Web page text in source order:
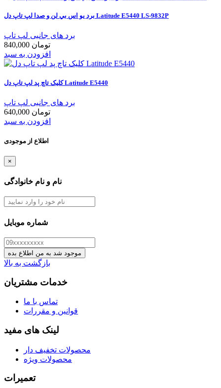
برد يو اس بي لن و صدا لپ تاپ دل Latitude E5440 LS-9832P
برد های جانبی لپ تاپ
840,000 تومان
افزودن به سبد
کليک تاچ پد لپ تاپ دل Latitude E5440
برد های جانبی لپ تاپ
640,000 تومان
افزودن به سبد
اطلاع از موجودی
×
نام و نام خانوادگی
شماره موبایل
موجود شد به من اطلاع بده
بازگشت به بالا
خدمات مشتریان
تماس با ما
قوانین و مقررات
لینک های مفید
محصولات تخفیف دار
محصولات ویژه
تعمیرات